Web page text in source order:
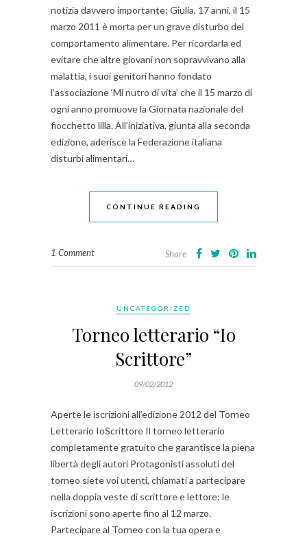
notizia davvero importante: Giulia, 17 anni, il 15
marzo 2011 è morta per un grave disturbo del
comportamento alimentare. Per ricordarla ed
evitare che altre giovani non sopravvivano alla
malattia, i suoi genitori hanno fondato
l’associazione ‘Mi nutro di vita’ che il 15 marzo di
ogni anno promuove la Giornata nazionale del
fiocchetto lilla. All’iniziativa, giunta alla seconda
edizione, aderisce la Federazione italiana
disturbi alimentari…
CONTINUE READING
1 Comment Share
UNCATEGORIZED
Torneo letterario “Io
Scrittore”
09/02/2012
Aperte le iscrizioni all’edizione 2012 del Torneo
Letterario IoScrittore Il torneo letterario
completamente gratuito che garantisce la piena
libertà degli autori Protagonisti assoluti del
torneo siete voi utenti, chiamati a partecipare
nella doppia veste di scrittore e lettore: le
iscrizioni sono aperte fino al 12 marzo.
Partecipare al Torneo con la tua opera e